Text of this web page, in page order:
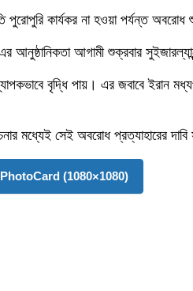
কার্যকর না হওয়া পর্যন্ত অবরোধ
আনুষ্ঠানিকতা আগামী শুক্রবার
বৃদ্ধি পায়। এর জবাবে ইরান
মধ্যেই সেই অবরোধ প্রত্যাহারের দাবি
(1080×1080)